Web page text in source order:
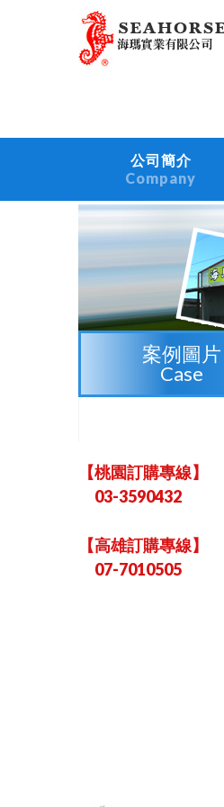
公司簡介
Company
案例圖片
Case
【桃園訂購專線】
03-3590432
【高雄訂購專線】
07-7010505